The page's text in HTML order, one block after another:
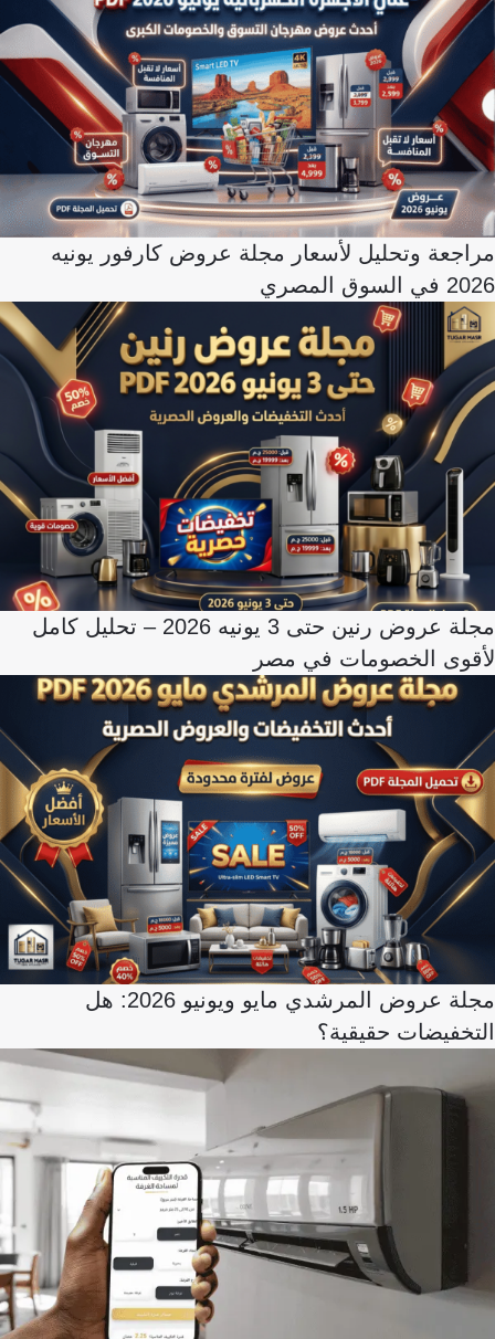
مراجعة وتحليل لأسعار مجلة عروض كارفور يونيه
2026 في السوق المصري
مجلة عروض رنين حتى 3 يونيه 2026 – تحليل كامل
لأقوى الخصومات في مصر
مجلة عروض المرشدي مايو ويونيو 2026: هل
التخفيضات حقيقية؟